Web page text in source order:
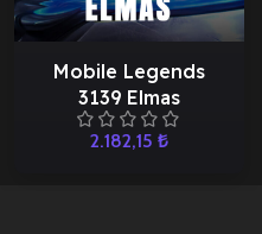
Mobile Legends
3139 Elmas
2.182,15 ₺